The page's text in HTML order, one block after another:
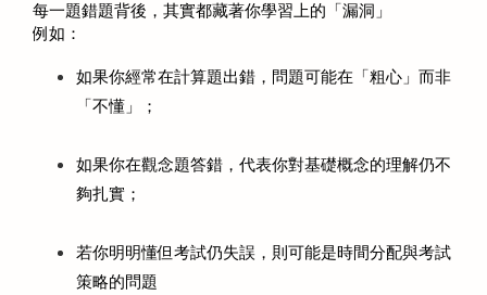
每一題錯題背後，其實都藏著你學習上的「漏洞」
例如：
如果你經常在計算題出錯，問題可能在「粗心」而非
「不懂」；
如果你在觀念題答錯，代表你對基礎概念的理解仍不
夠扎實；
若你明明懂但考試仍失誤，則可能是時間分配與考試
策略的問題